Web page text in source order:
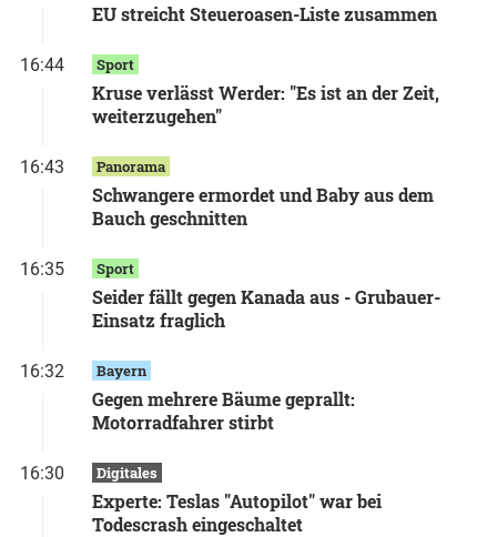
EU streicht Steueroasen-Liste zusammen
16:44 Sport
Kruse verlässt Werder: "Es ist an der Zeit,
weiterzugehen"
16:43 Panorama
Schwangere ermordet und Baby aus dem
Bauch geschnitten
16:35 Sport
Seider fällt gegen Kanada aus - Grubauer-
Einsatz fraglich
16:32 Bayern
Gegen mehrere Bäume geprallt:
Motorradfahrer stirbt
16:30 Digitales
Experte: Teslas "Autopilot" war bei
Todescrash eingeschaltet